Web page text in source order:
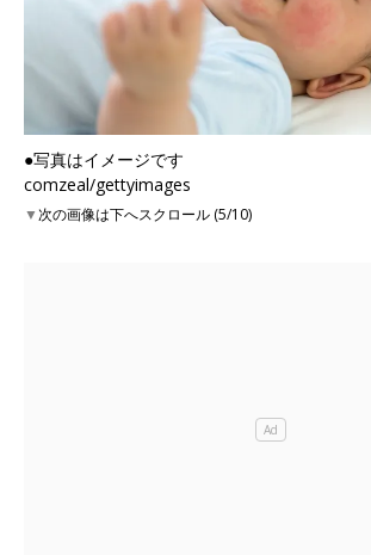
●写真はイメージです
comzeal/gettyimages
▼次の画像は下へスクロール (5/10)